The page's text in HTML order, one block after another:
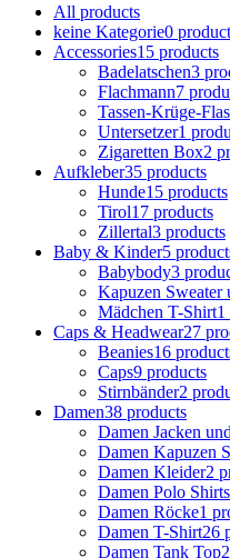
All products
keine Kategorie0
Accessories15 products
Badelatschen3
Flachmann7
Tassen-Krüge-
Untersetzer1
Zigaretten Box2
Aufkleber35 products
Hunde15 products
Tirol17 products
Zillertal3 products
Baby & Kinder5
Babybody3
Kapuzen Sweater
Mädchen T-Shirt1
Caps & Headwear27
Beanies16
Caps9 products
Stirnbänder2
Damen38 products
Damen Jacken
Damen Kapuzen
Damen Kleider2
Damen Polo Shirts
Damen Röcke1
Damen T-Shirt26
Damen Tank Top